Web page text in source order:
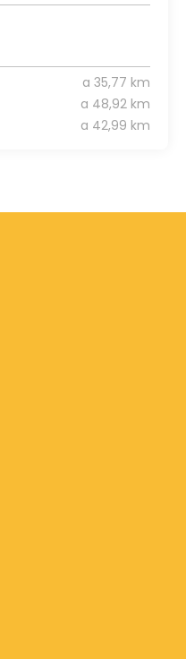
a 35,77 km
a 48,92 km
a 42,99 km